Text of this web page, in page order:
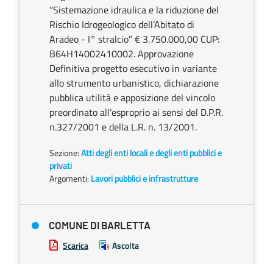
“Sistemazione idraulica e la riduzione del
Rischio Idrogeologico dell’Abitato di
Aradeo - I° stralcio” € 3.750.000,00 CUP:
B64H14002410002. Approvazione
Definitiva progetto esecutivo in variante
allo strumento urbanistico, dichiarazione
pubblica utilità e apposizione del vincolo
preordinato all’esproprio ai sensi del D.P.R.
n.327/2001 e della L.R. n. 13/2001.
Sezione:Atti degli enti locali e degli enti pubblici e
privati
Argomenti: Lavori pubblici e infrastrutture
COMUNE DI BARLETTA
Scarica Ascolta